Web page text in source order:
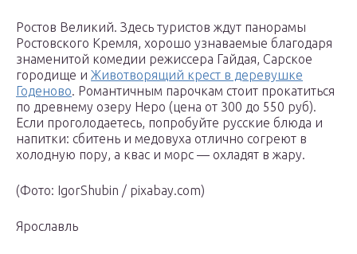
Ростов Великий. Здесь туристов ждут панорамы
Ростовского Кремля, хорошо узнаваемые благодаря
знаменитой комедии режиссера Гайдая, Сарское
городище и Животворящий крест в деревушке
Годеново. Романтичным парочкам стоит прокатиться
по древнему озеру Неро (цена от 300 до 550 руб).
Если проголодаетесь, попробуйте русские блюда и
напитки: сбитень и медовуха отлично согреют в
холодную пору, а квас и морс — охладят в жару.
(Фото: IgorShubin / pixabay.com)
Ярославль